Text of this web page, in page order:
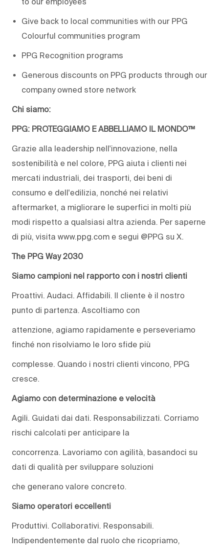
Give back to local communities with our PPG
Colourful communities program
PPG Recognition programs
Generous discounts on PPG products through our
company owned store network
Chi siamo:
PPG: PROTEGGIAMO E ABBELLIAMO IL MONDO™
Grazie alla leadership nell'innovazione, nella
sostenibilità e nel colore, PPG aiuta i clienti nei
mercati industriali, dei trasporti, dei beni di
consumo e dell'edilizia, nonché nei relativi
aftermarket, a migliorare le superfici in molti più
modi rispetto a qualsiasi altra azienda. Per saperne
di più, visita www.ppg.com e segui @PPG su X.
The PPG Way 2030
Siamo campioni nel rapporto con i nostri clienti
Proattivi. Audaci. Affidabili. Il cliente è il nostro
punto di partenza. Ascoltiamo con
attenzione, agiamo rapidamente e perseveriamo
finché non risolviamo le loro sfide più
complesse. Quando i nostri clienti vincono, PPG
cresce.
Agiamo con determinazione e velocità
Agili. Guidati dai dati. Responsabilizzati. Corriamo
rischi calcolati per anticipare la
concorrenza. Lavoriamo con agilità, basandoci su
dati di qualità per sviluppare soluzioni
che generano valore concreto.
Siamo operatori eccellenti
Produttivi. Collaborativi. Responsabili.
Indipendentemente dal ruolo che ricopriamo,